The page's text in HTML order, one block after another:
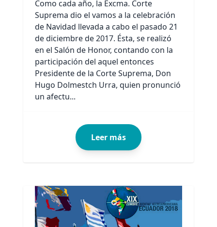
Como cada año, la Excma. Corte
Suprema dio el vamos a la celebración
de Navidad llevada a cabo el pasado 21
de diciembre de 2017. Ésta, se realizó
en el Salón de Honor, contando con la
participación del aquel entonces
Presidente de la Corte Suprema, Don
Hugo Dolmestch Urra, quien pronunció
un afectu...
Leer más